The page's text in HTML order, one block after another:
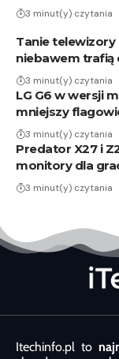
3 minut(y) czytania
Tanie telewizory
niebawem trafią
3 minut(y) czytania
LG G6 w wersji
mniejszy
3 minut(y) czytania
Predator X27 i
monitory dla
3 minut(y) czytania
Itechinfo.pl to